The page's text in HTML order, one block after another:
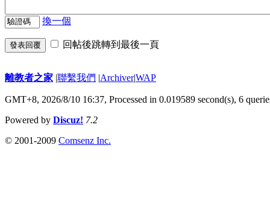
換一個
發表回覆 回帖後跳轉到最後一頁
離教者之家 |聯繫我們 |Archiver|WAP
GMT+8, 2026/8/10 16:37, Processed in 0.019589 second(s), 6
Powered by Discuz! 7.2
© 2001-2009 Comsenz Inc.